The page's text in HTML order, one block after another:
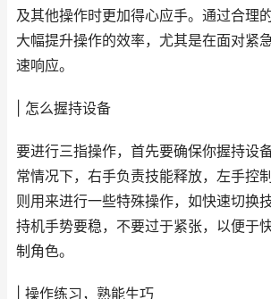
及其他操作时更加得心应手。通过合理
大幅提升操作的效率，尤其是在面对紧
速响应。
| 怎么握持设备
要进行三指操作，首先要确保你握持设
常情况下，右手负责技能释放，左手控
则用来进行一些特殊操作，如快速切换
持机手势要稳，不要过于紧张，以便于
制角色。
| 操作练习，熟能生巧